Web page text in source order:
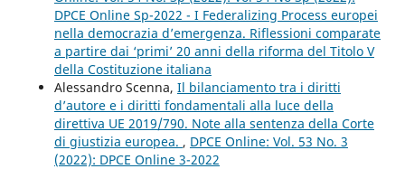
DPCE Online Sp-2022 - I Federalizing Process europei
nella democrazia d’emergenza. Riflessioni comparate
a partire dai ‘primi’ 20 anni della riforma del Titolo V
della Costituzione italiana
Alessandro Scenna, Il bilanciamento tra i diritti
d’autore e i diritti fondamentali alla luce della
direttiva UE 2019/790. Note alla sentenza della Corte
di giustizia europea. , DPCE Online: Vol. 53 No. 3
(2022): DPCE Online 3-2022